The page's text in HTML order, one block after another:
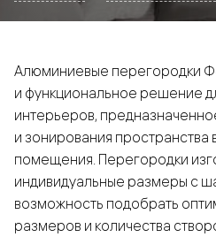
Алюминиевые перегородки
и функциональное решение
интерьеров,
и зонирования пространства
помещения. Перегородки
индивидуальные размеры с
возможность подобрать
размеров и количества